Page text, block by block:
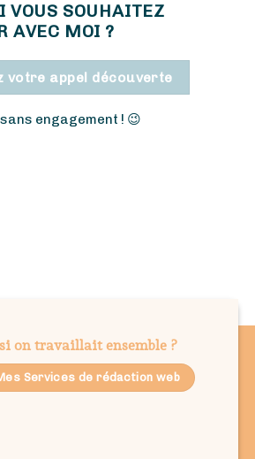
VOUS SOUHAITEZ
AVEC MOI ?
votre appel découverte
engagement ! 😉
on travaillait ensemble ?
Services de rédaction web